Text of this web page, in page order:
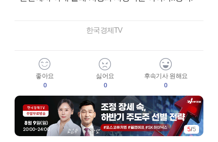
한국경제TV
좋아요
0
싫어요
0
후속기사 원해요
0
5/5